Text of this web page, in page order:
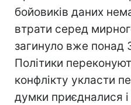
бойовиків даних
втрати серед
загинуло вже понад
Політики
конфлікту укласти
думки приєдналися